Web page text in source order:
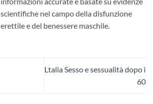
scientifiche nel campo della disfunzione
erettile e del benessere maschile.
Ltalia Sesso e sessualità dopo i
60